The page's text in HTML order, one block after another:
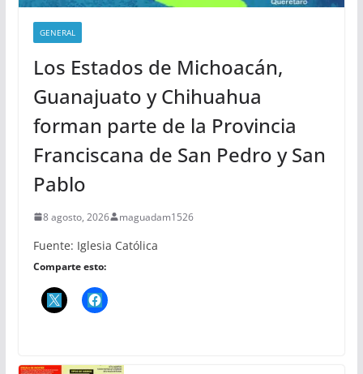
GENERAL
Los Estados de Michoacán,
Guanajuato y Chihuahua
forman parte de la Provincia
Franciscana de San Pedro y San
Pablo
8 agosto, 2026 maguadam1526
Fuente: Iglesia Católica
Comparte esto: